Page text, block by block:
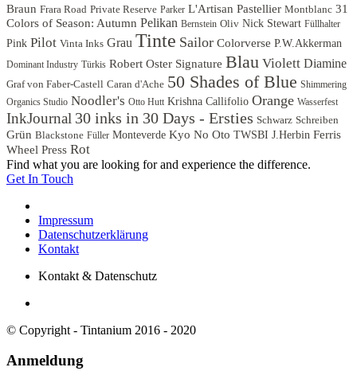
Braun Frara Road Private Reserve Parker L'Artisan Pastellier Montblanc 31
Colors of Season: Autumn Pelikan Bernstein Oliv Nick Stewart Füllhalter
Pink Pilot Vinta Inks Grau Tinte Sailor Colorverse P.W.Akkerman
Dominant Industry Türkis Robert Oster Signature Blau Violett Diamine
Graf von Faber-Castell Caran d'Ache 50 Shades of Blue Shimmering
Organics Studio Noodler's Otto Hutt Krishna Callifolio Orange Wasserfest
InkJournal 30 inks in 30 Days - Ersties Schwarz Schreiben
Grün Blackstone Füller Monteverde Kyo No Oto TWSBI J.Herbin Ferris
Wheel Press Rot
Find what you are looking for and experience the difference.
Get In Touch
Impressum
Datenschutzerklärung
Kontakt
Kontakt & Datenschutz
© Copyright - Tintanium 2016 - 2020
Anmeldung